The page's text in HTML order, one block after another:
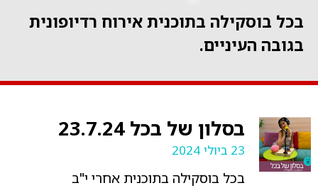
בכל בוסקילה בתוכנית אירוח רדיופונית
בגובה העיניים.
בסלון של בכל 23.7.24
23 ביולי 2024
בכל בוסקילה בתוכנית אחרי י"ב